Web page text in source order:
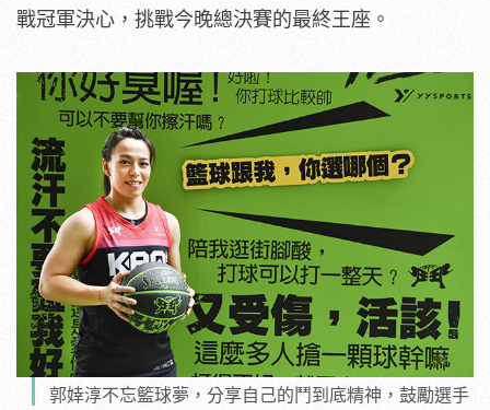
戰冠軍決心，挑戰今晚總決賽的最終王座。
郭婞淳不忘籃球夢，分享自己的鬥到底精神，鼓勵選手